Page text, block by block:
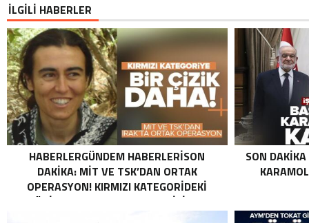
İLGİLİ HABERLER
HABERLERGÜNDEM HABERLERISON
DAKIKA: MİT VE TSK’DAN ORTAK
OPERASYON! KIRMIZI KATEGORIDEKI
TERÖRIST NAZLI TAŞPINAR ETKISIZ HALE
SON